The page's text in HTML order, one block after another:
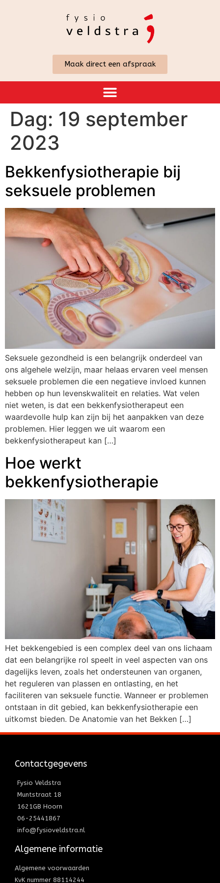
Maak direct een afspraak
Dag: 19 september
2023
Bekkenfysiotherapie bij
seksuele problemen
Seksuele gezondheid is een belangrijk onderdeel van
ons algehele welzijn, maar helaas ervaren veel mensen
seksuele problemen die een negatieve invloed kunnen
hebben op hun levenskwaliteit en relaties. Wat velen
niet weten, is dat een bekkenfysiotherapeut een
waardevolle hulp kan zijn bij het aanpakken van deze
problemen. Hier leggen we uit waarom een
bekkenfysiotherapeut kan […]
Hoe werkt
bekkenfysiotherapie
Het bekkengebied is een complex deel van ons lichaam
dat een belangrijke rol speelt in veel aspecten van ons
dagelijks leven, zoals het ondersteunen van organen,
het reguleren van plassen en ontlasting, en het
faciliteren van seksuele functie. Wanneer er problemen
ontstaan in dit gebied, kan bekkenfysiotherapie een
uitkomst bieden. De Anatomie van het Bekken […]
Contactgegevens
Fysio Veldstra
Muntstraat 18
1621GB Hoorn
06-25441867
info@fysioveldstra.nl
Algemene informatie
Algemene voorwaarden
KvK nummer 88114244